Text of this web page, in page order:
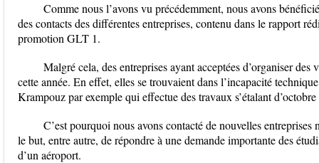
Comme nous l’avons vu précédemment, nous avons
des contacts des différentes entreprises, contenu dans le rapport
promotion GLT 1.
Malgré cela, des entreprises ayant acceptées d’organiser des
cette année. En effet, elles se trouvaient dans l’incapacité
Krampouz par exemple qui effectue des travaux s’étalant
C’est pourquoi nous avons contacté de nouvelles entreprises
le but, entre autre, de répondre à une demande importante des
d’un aéroport.